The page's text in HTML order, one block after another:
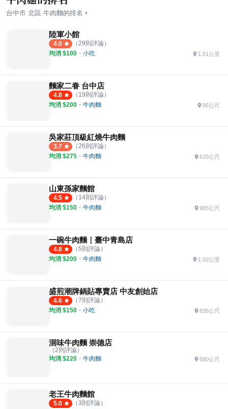
台中市 北區 牛肉麵的排名 ›
陸軍小館
4.0 （29則評論）
均消 $100 ・ 小吃 1.51公里
麵家二眷 台中店
4.8 （ 19則評論）
均消 $200 ・ 牛肉麵 95公尺
吳家莊頂級紅燒牛肉麵
3.7 （26則評論）
均消 $275 ・ 牛肉麵 633公尺
山東孫家麵館
4.5 （ 14則評論）
均消 $150 ・ 牛肉麵 985公尺
一碗牛肉麵｜臺中青島店
4.8 （5則評論）
均消 $200 ・ 牛肉麵 1.02公里
盛煎潮牌鍋貼專賣店 中友創始店
4.6 （7則評論）
均消 $150 ・ 小吃 835公尺
洄味牛肉麵 崇德店
（2則評論）
均消 $220 ・ 牛肉麵 680公尺
老王牛肉麵館
5.0 （3則評論）